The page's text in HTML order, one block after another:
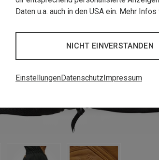
Daten u.a. auch in den USA ein. Mehr
NICHT EINVERSTANDEN
EinstellungenDatenschutz Impressum